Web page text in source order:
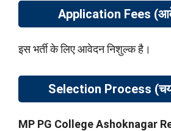
Application Fees
इस भर्ती के लिए आवेदन निशुल्क है।
Selection Process
MP PG College Ashoknagar